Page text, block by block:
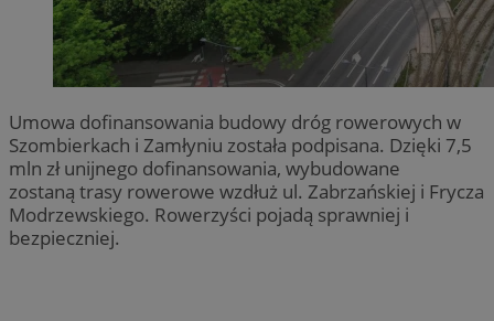
Umowa dofinansowania budowy dróg rowerowych w
Szombierkach i Zamłyniu została podpisana. Dzięki 7,5
mln zł unijnego dofinansowania, wybudowane
zostaną trasy rowerowe wzdłuż ul. Zabrzańskiej i Frycza
Modrzewskiego. Rowerzyści pojadą sprawniej i
bezpieczniej.